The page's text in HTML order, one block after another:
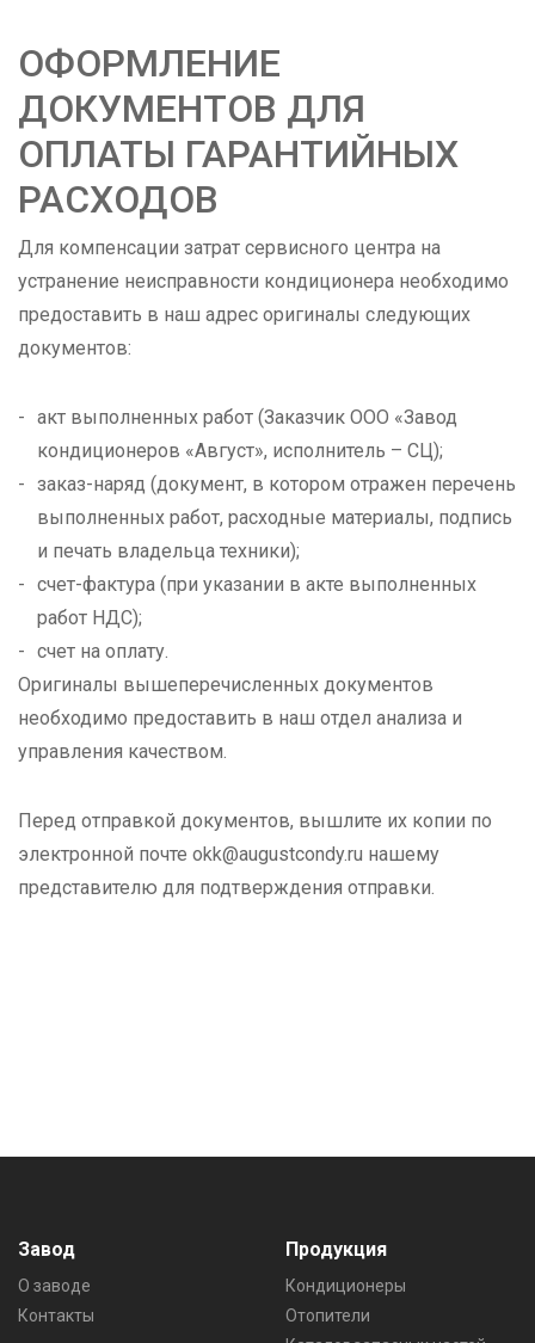
ОФОРМЛЕНИЕ
ДОКУМЕНТОВ ДЛЯ
ОПЛАТЫ ГАРАНТИЙНЫХ
РАСХОДОВ
Для компенсации затрат сервисного центра на
устранение неисправности кондиционера необходимо
предоставить в наш адрес оригиналы следующих
документов:
акт выполненных работ (Заказчик ООО «Завод
кондиционеров «Август», исполнитель – СЦ);
заказ-наряд (документ, в котором отражен перечень
выполненных работ, расходные материалы, подпись
и печать владельца техники);
счет-фактура (при указании в акте выполненных
работ НДС);
счет на оплату.
Оригиналы вышеперечисленных документов
необходимо предоставить в наш отдел анализа и
управления качеством.
Перед отправкой документов, вышлите их копии по
электронной почте okk@augustcondy.ru нашему
представителю для подтверждения отправки.
Завод
О заводе
Контакты
Продукция
Кондиционеры
Отопители